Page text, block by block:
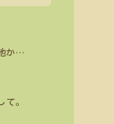
か…
て。